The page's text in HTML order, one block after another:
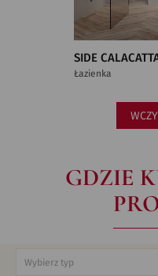
SIDE
Łazienka
GDZIE